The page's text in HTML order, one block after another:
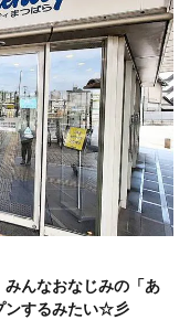
みんなおなじみの「あ
ンするみたい☆彡